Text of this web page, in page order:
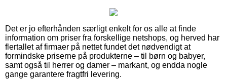
Det er jo efterhånden særligt enkelt for os alle at finde
information om priser fra forskellige netshops, og herved har
flertallet af firmaer på nettet fundet det nødvendigt at
formindske priserne på produkterne – til børn og babyer,
samt også til herrer og damer – markant, og endda nogle
gange garantere fragtfri levering.